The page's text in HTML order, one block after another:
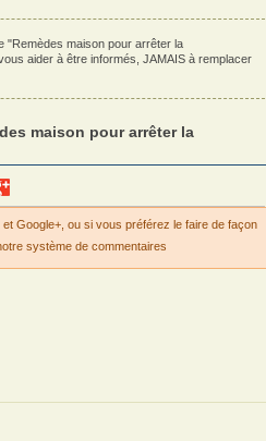
"Remèdes maison pour arrêter la
aider à être informés, JAMAIS à remplacer
maison pour arrêter la
Google+, ou si vous préférez le faire de façon
système de commentaires